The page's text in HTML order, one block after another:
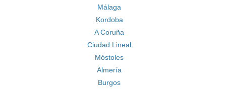
Málaga
Kordoba
A Coruña
Ciudad Lineal
Móstoles
Almería
Burgos